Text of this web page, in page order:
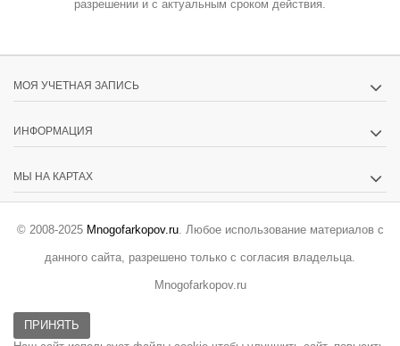
разрешении и с актуальным сроком действия.
МОЯ УЧЕТНАЯ ЗАПИСЬ
ИНФОРМАЦИЯ
МЫ НА КАРТАХ
© 2008-2025 Mnogofarkopov.ru. Любое использование материалов с
данного сайта, разрешено только с согласия владельца.
Mnogofarkopov.ru
ПРИНЯТЬ